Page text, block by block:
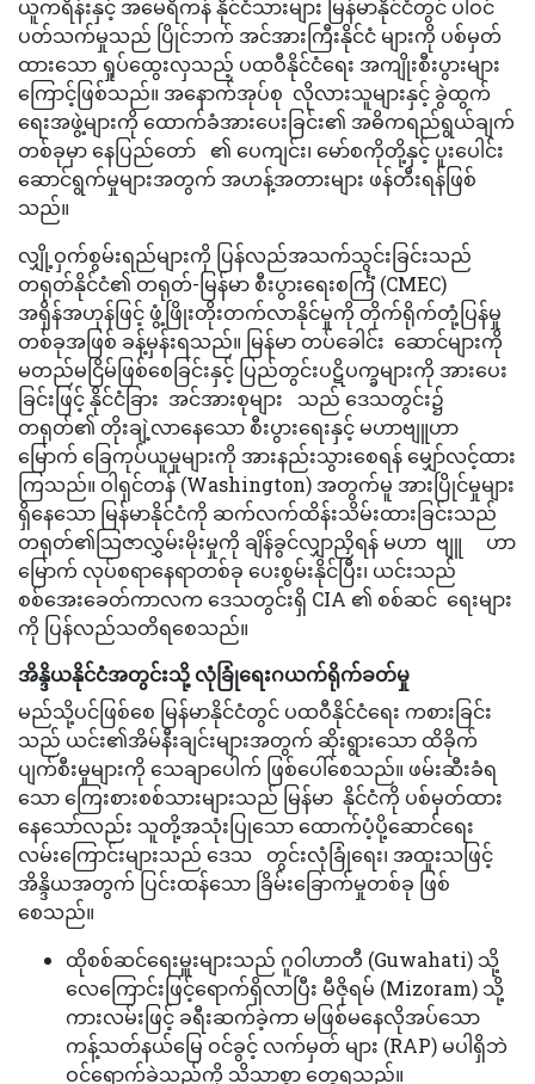
ယူကရိန်းနှင့် အမေရိကန် နိုင်ငံသားများ မြန်မာနိုင်ငံတွင် ပါဝင်
ပတ်သက်မှုသည် ပြိုင်ဘက် အင်အားကြီးနိုင်ငံ များကို ပစ်မှတ်
ထားသော ရှုပ်ထွေးလှသည့် ပထဝီနိုင်ငံရေး အကျိုးစီးပွားများ
ကြောင့်ဖြစ်သည်။ အနောက်အုပ်စု လိုလားသူများနှင့် ခွဲထွက်
ရေးအဖွဲ့များကို ထောက်ခံအားပေးခြင်း၏ အဓိကရည်ရွယ်ချက်
တစ်ခုမှာ နေပြည်တော် ၏ ပေကျင်း၊ မော်စကိုတို့နှင့် ပူးပေါင်း
ဆောင်ရွက်မှုများအတွက် အဟန့်အတားများ ဖန်တီးရန်ဖြစ်
သည်။
လျှို့ဝှက်စွမ်းရည်များကို ပြန်လည်အသက်သွင်းခြင်းသည်
တရုတ်နိုင်ငံ၏ တရုတ်-မြန်မာ စီးပွားရေးစင်္ကြံ (CMEC)
အရှိန်အဟုန်ဖြင့် ဖွံ့ဖြိုးတိုးတက်လာနိုင်မှုကို တိုက်ရိုက်တုံ့ပြန်မှု
တစ်ခုအဖြစ် ခန့်မှန်းရသည်။ မြန်မာ တပ်ခေါင်း ဆောင်များကို
မတည်မငြိမ်ဖြစ်စေခြင်းနှင့် ပြည်တွင်းပဋိပက္ခများကို အားပေး
ခြင်းဖြင့် နိုင်ငံခြား အင်အားစုများ သည် ဒေသတွင်း၌
တရုတ်၏ တိုးချဲ့လာနေသော စီးပွားရေးနှင့် မဟာဗျူဟာ
မြောက် ခြေကုပ်ယူမှုများကို အားနည်းသွားစေရန် မျှော်လင့်ထား
ကြသည်။ ဝါရှင်တန် (Washington) အတွက်မူ အားပြိုင်မှုများ
ရှိနေသော မြန်မာနိုင်ငံကို ဆက်လက်ထိန်းသိမ်းထားခြင်းသည်
တရုတ်၏သြဇာလွှမ်းမိုးမှုကို ချိန်ခွင်လျှာညှိရန် မဟာ ဗျူ ဟာ
မြောက် လုပ်စရာနေရာတစ်ခု ပေးစွမ်းနိုင်ပြီး၊ ယင်းသည်
စစ်အေးခေတ်ကာလက ဒေသတွင်းရှိ CIA ၏ စစ်ဆင် ရေးများ
ကို ပြန်လည်သတိရစေသည်။
အိန္ဒိယနိုင်ငံအတွင်းသို့ လုံခြုံရေးဂယက်ရိုက်ခတ်မှု
မည်သို့ပင်ဖြစ်စေ မြန်မာနိုင်ငံတွင် ပထဝီနိုင်ငံရေး ကစားခြင်း
သည် ယင်း၏အိမ်နီးချင်းများအတွက် ဆိုးရွားသော ထိခိုက်
ပျက်စီးမှုများကို သေချာပေါက် ဖြစ်ပေါ်စေသည်။ ဖမ်းဆီးခံရ
သော ကြေးစားစစ်သားများသည် မြန်မာ နိုင်ငံကို ပစ်မှတ်ထား
နေသော်လည်း သူတို့အသုံးပြုသော ထောက်ပံ့ပို့ဆောင်ရေး
လမ်းကြောင်းများသည် ဒေသ တွင်းလုံခြုံရေး၊ အထူးသဖြင့်
အိန္ဒိယအတွက် ပြင်းထန်သော ခြိမ်းခြောက်မှုတစ်ခု ဖြစ်
စေသည်။
ထိုစစ်ဆင်ရေးမှူးများသည် ဂူဝါဟာတီ (Guwahati) သို့
လေကြောင်းဖြင့်ရောက်ရှိလာပြီး မီဇိုရမ် (Mizoram) သို့
ကားလမ်းဖြင့် ခရီးဆက်ခဲ့ကာ မဖြစ်မနေလိုအပ်သော
ကန့်သတ်နယ်မြေ ဝင်ခွင့် လက်မှတ် များ (RAP) မပါရှိဘဲ
ဝင်ရောက်ခဲ့သည်ကို သိသာစွာ တွေ့ရသည်။